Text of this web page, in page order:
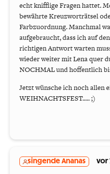
echt knifflige Fragen hattet.
bewährte Kreuzworträtsel
Farbzuordnung. Manchmal
aufgebraucht, dass ich auf
richtigen Antwort warten
wieder weiter mit Lena quer
NOCHMAL und hoffentlich
Jetzt wünsche ich noch allen
WEIHNACHTSFEST..... ;)
singende Ananas vor